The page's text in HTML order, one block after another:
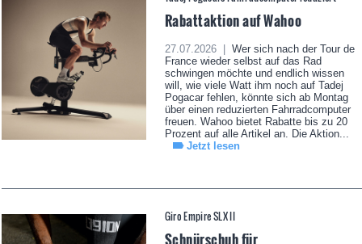
Rabattaktion auf Wahoo
27.07.2026 |
Wer sich nach der Tour de
France wieder selbst auf das Rad
schwingen möchte und endlich wissen
will, wie viele Watt ihm noch auf Tadej
Pogacar fehlen, könnte sich ab Montag
über einen reduzierten Fahrradcomputer
freuen. Wahoo bietet Rabatte bis zu 20
Prozent auf alle Artikel an. Die Aktion...
Jetzt lesen
Giro Empire SLX II
Schnürschuh für